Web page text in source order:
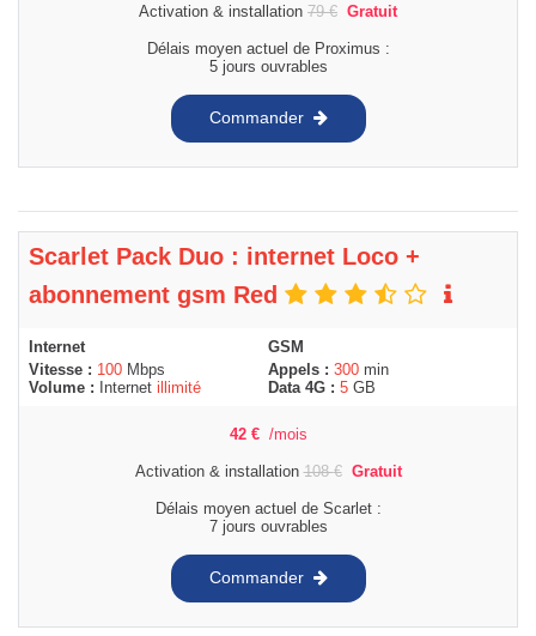
Activation & installation 79€ Gratuit
Délais moyen actuel de Proximus :
5 jours ouvrables
Commander
Scarlet Pack Duo : internet Loco +
abonnement gsm Red
Internet
Vitesse : 100 Mbps
Volume :
Internet illimité
GSM
Appels : 300 min
Data 4G : 5 GB
42 € /mois
Activation & installation108€ Gratuit
Délais moyen actuel de Scarlet :
7 jours ouvrables
Commander